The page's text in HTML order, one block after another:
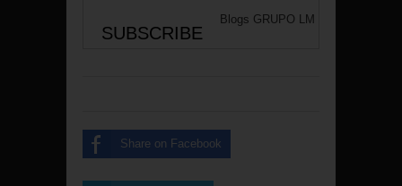
Blogs GRUPO LM
Share on Facebook